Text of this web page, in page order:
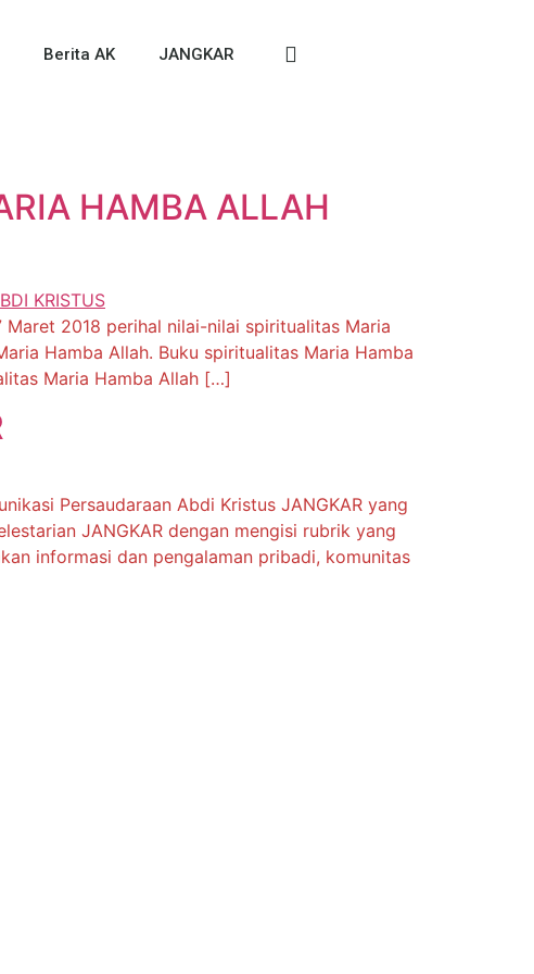
Berita AK JANGKAR
HAMBA ALLAH
2018 perihal nilai-nilai spiritualitas Maria
Hamba Allah. Buku spiritualitas Maria Hamba
Maria Hamba Allah […]
Persaudaraan Abdi Kristus JANGKAR yang
JANGKAR dengan mengisi rubrik yang
informasi dan pengalaman pribadi, komunitas